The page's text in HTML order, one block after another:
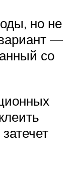
но не
—
со